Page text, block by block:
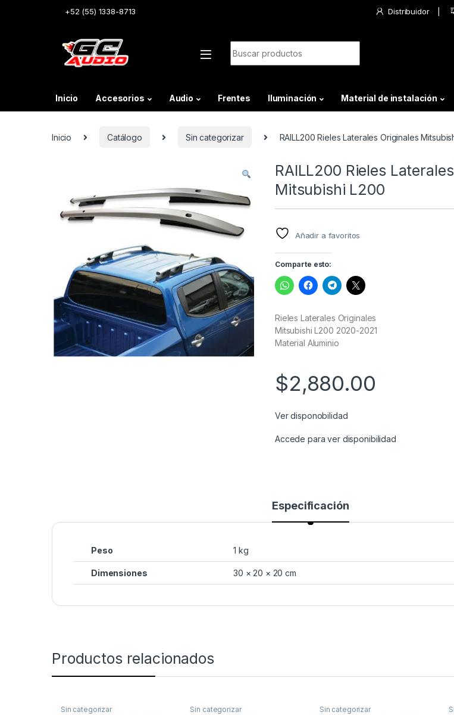
+52 (55) 1338-8713 Distribuidor
Inicio Accesorios Audio Frentes Iluminación Material de instalación
Inicio Catálogo Sin categorizar RAILL200 Rieles Laterales Originales
RAILL200 Rieles
Mitsubishi L200
Añadir a favoritos
Comparte esto:
Rieles Laterales Originales
Mitsubishi L200 2020-2021
Material Aluminio
$2,880.00
Ver disponobilidad
Accede para ver disponibilidad
Especificación
Peso 1 kg
Dimensiones 30 × 20 × 20 cm
Productos relacionados
Sin categorizar Sin categorizar Sin categorizar